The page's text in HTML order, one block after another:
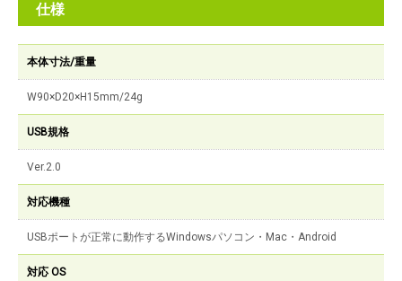
仕様
本体寸法/重量
W90×D20×H15mm/24g
USB規格
Ver.2.0
対応機種
USBポートが正常に動作するWindowsパソコン・Mac・Android
対応 OS